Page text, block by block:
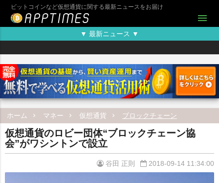
ビットコインなど仮想通貨に関する最新ニュースをお届け
menu
▼ 最新ニュース ▼
ホーム マネー 仮想通貨 ブロックチェーン
仮想通貨のロビー団体“ブロックチェーン協
会”がワシントンで設立
谷田 正則 2018-09-14 11:34:00